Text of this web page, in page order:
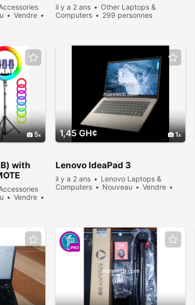
Vendre
il y a 2 ans
Other Laptops &
Computers
299 personnes
5
with
Vendre
1,45 GH¢ 1
Lenovo IdeaPad 3
il y a 2 ans
Lenovo Laptops &
Computers
Nouveau
Vendre
PRO